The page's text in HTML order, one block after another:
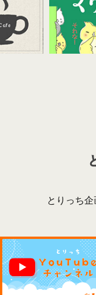
とりっち